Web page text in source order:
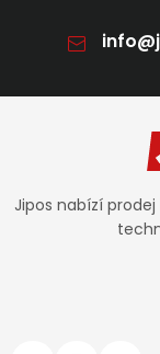
info@
Zápatí
Jipos nabízí